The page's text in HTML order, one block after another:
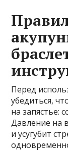
Перед
убедиться,
на запястье:
Давление на
и усугубит